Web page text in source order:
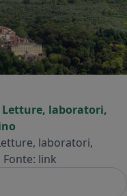
Letture, laboratori,
laboratori,
link